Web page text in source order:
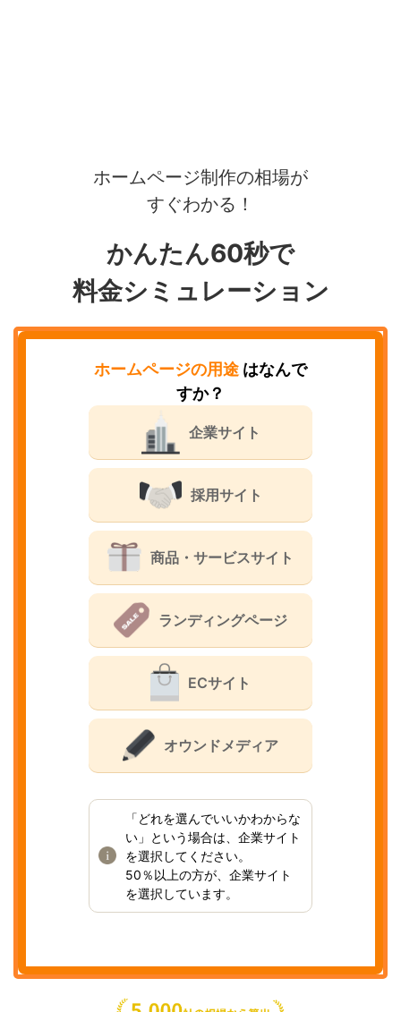
ホームページ制作の相場が
すぐわかる！
かんたん60秒で
料金シミュレーション
ホームページの用途 はなんで
すか？
企業サイト
採用サイト
商品・サービスサイト
ランディングページ
ECサイト
オウンドメディア
「どれを選んでいいかわからな
い」という場合は、企業サイト
を選択してください。
50％以上の方が、企業サイト
を選択しています。